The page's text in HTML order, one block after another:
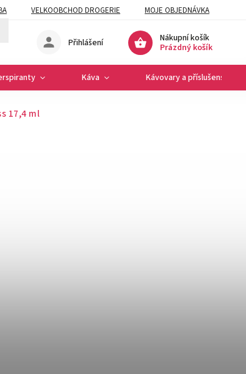
VELKOOBCHOD DROGERIE MOJE OBJEDNÁVKA
Nákupní košík
Prázdný košík
Přihlášení
Káva Kávovary a příslušenství
17,4 ml